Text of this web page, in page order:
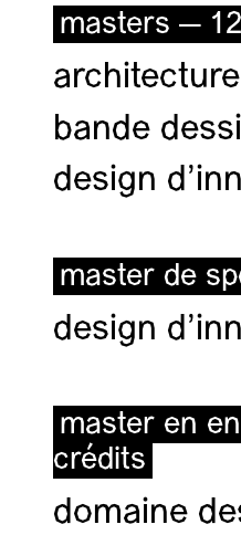
masters —
bande
design
master de
design
master en
crédits
domaine